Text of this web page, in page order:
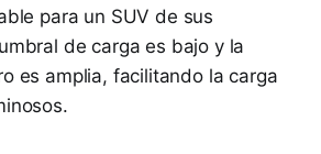
para un SUV de sus
de carga es bajo y la
es amplia, facilitando la carga